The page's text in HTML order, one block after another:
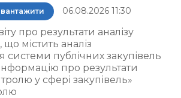
06.08.2026 11:30
про результати аналізу
що містить аналіз
системи публічних закупівель
про результати
у сфері закупівель»